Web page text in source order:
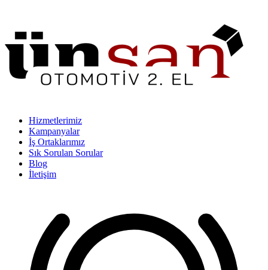
Hizmetlerimiz
Kampanyalar
İş Ortaklarımız
Sık Sorulan Sorular
Blog
İletişim